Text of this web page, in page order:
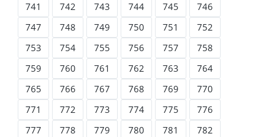
741
742 743 744 745
746
747
748 749 750 751
752
753
754 755 756 757
758
759
760 761 762 763
764
765
766 767 768 769
770
771
772 773 774 775
776
777
778 779 780 781
782